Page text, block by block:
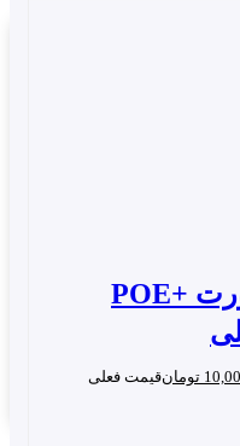
پچ پنل POE گیگ 24 پورت +POE
تومان قیمت فعلی